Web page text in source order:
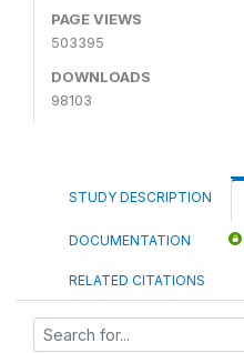
PAGE VIEWS
503395
DOWNLOADS
98103
STUDY DESCRIPTION
DOCUMENTATION
RELATED CITATIONS